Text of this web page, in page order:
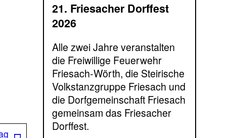
Nächster
21. Friesacher Dorffest
2026
Alle zwei Jahre veranstalten
die Freiwillige Feuerwehr
Friesach-Wörth, die Steirische
Volkstanzgruppe Friesach und
die Dorfgemeinschaft Friesach
gemeinsam das Friesacher
Dorffest.